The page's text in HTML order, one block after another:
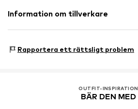
Sammansättning: 100% Viskos
Information om tillverkare
1019 DP Amsterdam
Rapportera ett rättsligt problem
OUTFIT-INSPIRATION
BÄR DEN MED